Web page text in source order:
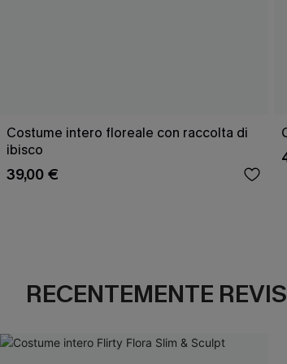
Costume intero floreale con raccolta di
ibisco
39,00 €
RECENTEMENTE